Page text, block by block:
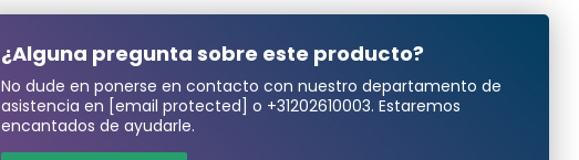
¿Alguna pregunta sobre este producto?
No dude en ponerse en contacto con nuestro departamento de
asistencia en [email protected] o +31202610003. Estaremos
encantados de ayudarle.